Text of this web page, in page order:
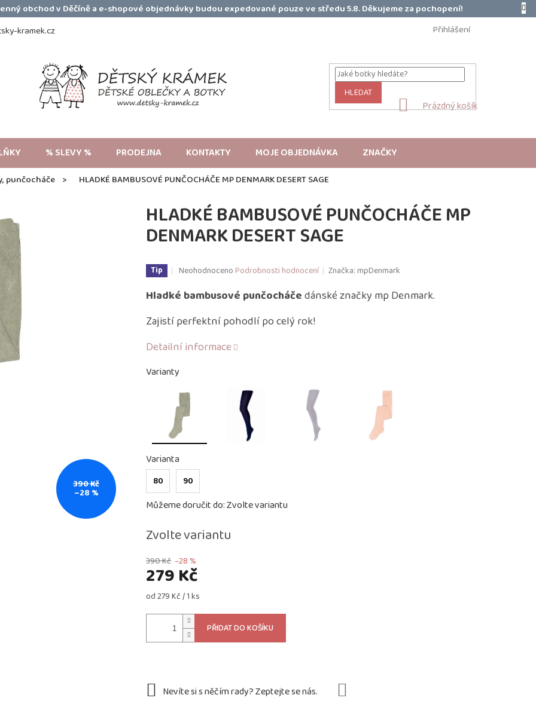
obchod v Děčíně a e-shopové objednávky budou expedované pouze ve středu 5.8. Děkujeme za pochopení!
kramek.cz Přihlášení
HLEDAT
NÁKUPNÍ
Prázdný košík
% SLEVY % PRODEJNA KONTAKTY MOJE OBJEDNÁVKA ZNAČKY
punčocháče HLADKÉ BAMBUSOVÉ PUNČOCHÁČE MP DENMARK DESERT SAGE
390 Kč
–28 %
HLADKÉ BAMBUSOVÉ PUNČOCHÁČE MP
DENMARK DESERT SAGE
Tip
Průměrné
produktu
z
hvězdiček.
NeohodnocenoPodrobnosti hodnocení Značka:mpDenmark
390 Kč –28 %
279 Kč
Měrná
od 279 Kč / 1 ks
Zvolte variantu
Varianty
Varianta
80 90
Můžeme doručit do:Zvolte variantu
PŘIDAT DO KOŠÍKU
Hladké bambusové punčocháčedánské značky mp Denmark.
Zajistí perfektní pohodlí po celý rok!
Detailní informace